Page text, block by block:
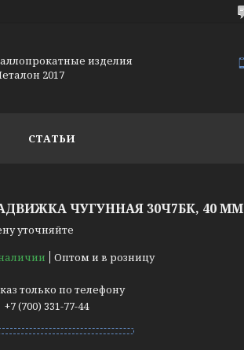
изделия
2017
СТАТЬИ
ЧУГУННАЯ 30Ч7БК, 40 ММ
уточняйте
Оптом и в розницу
только по телефону
+7 (700) 331-77-44